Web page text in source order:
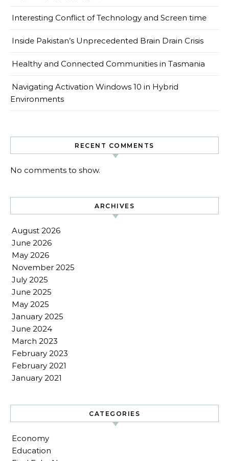
Interesting Conflict of Technology and Screen time
Inside Pakistan’s Unprecedented Brain Drain Crisis
Healthy and Connected Communities in Tasmania
Navigating Activation Windows 10 in Hybrid
Environments
RECENT COMMENTS
No comments to show.
ARCHIVES
August 2026
June 2026
May 2026
November 2025
July 2025
June 2025
May 2025
January 2025
June 2024
March 2023
February 2023
February 2021
January 2021
CATEGORIES
Economy
Education